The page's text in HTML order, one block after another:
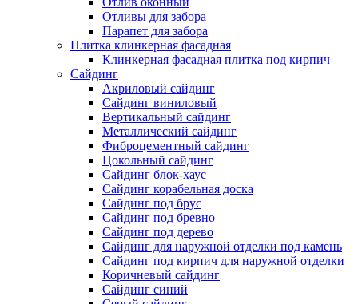
Отливы для забора
Парапет для забора
Плитка клинкерная фасадная
Клинкерная фасадная плитка под кирпич
Сайдинг
Акриловый сайдинг
Сайдинг виниловый
Вертикальный сайдинг
Металлический сайдинг
Фиброцементный сайдинг
Цокольный сайдинг
Сайдинг блок-хаус
Сайдинг корабельная доска
Сайдинг под брус
Сайдинг под бревно
Сайдинг под дерево
Сайдинг для наружной отделки под камень
Сайдинг под кирпич для наружной отделки
Коричневый сайдинг
Сайдинг синий